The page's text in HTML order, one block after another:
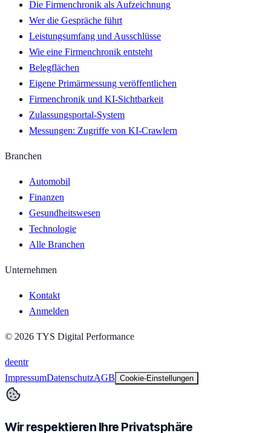
Die Firmenchronik als Aufzeichnung
Wer die Gespräche führt
Leistungsumfang und Ausschlüsse
Wie eine Firmenchronik entsteht
Belegflächen
Eigene Primärmessung veröffentlichen
Firmenchronik und KI-Sichtbarkeit
Zulassungsportal-System
Messungen: Zugriffe von KI-Crawlern
Branchen
Automobil
Finanzen
Gesundheitswesen
Technologie
Alle Branchen
Unternehmen
Kontakt
Anmelden
© 2026 TYS Digital Performance
deentr
ImpressumDatenschutzAGB Cookie-Einstellungen
Wir respektieren Ihre Privatsphäre